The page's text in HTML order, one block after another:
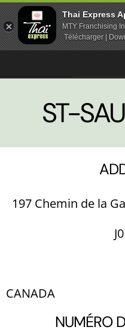
ST-
197 Chemin de la
CANADA
NUMÉRO
Thai Express
MTY Franchising
Télécharger |